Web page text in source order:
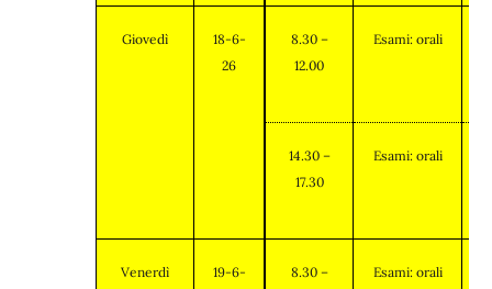
Giovedì
18-6-
26
8.30 –
12.00
Esami: orali
14.30 –
17.30
Esami: orali
Venerdì
19-6-
8.30 –
Esami: orali